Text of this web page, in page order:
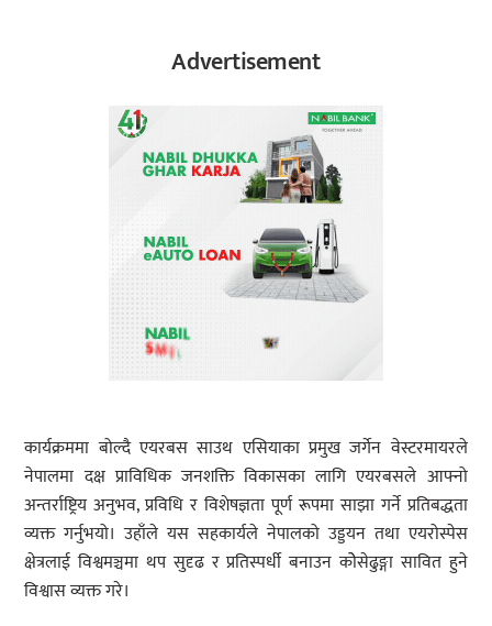
Advertisement
कार्यक्रममा बोल्दै एयरबस साउथ एसियाका प्रमुख जर्गेन वेस्टरमायरले
नेपालमा दक्ष प्राविधिक जनशक्ति विकासका लागि एयरबसले आफ्नो
अन्तर्राष्ट्रिय अनुभव, प्रविधि र विशेषज्ञता पूर्ण रूपमा साझा गर्ने प्रतिबद्धता
व्यक्त गर्नुभयो। उहाँले यस सहकार्यले नेपालको उड्डयन तथा एयरोस्पेस
क्षेत्रलाई विश्वमञ्चमा थप सुदृढ र प्रतिस्पर्धी बनाउन कोेसेढुङ्गा सावित हुने
विश्वास व्यक्त गरे।